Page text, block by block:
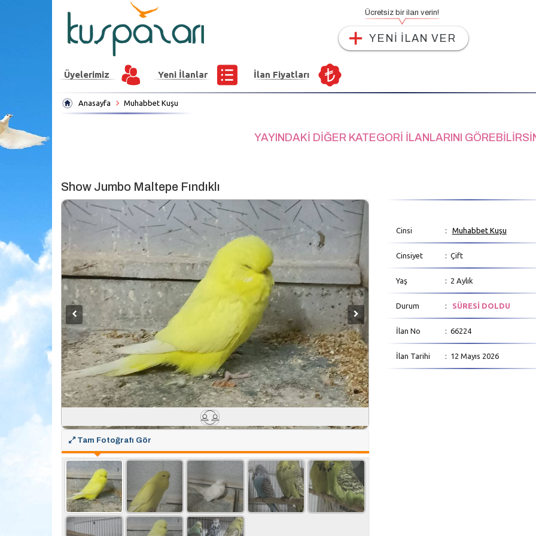
Ücretsiz bir ilan verin!
YENİ İLAN VER
Üyelerimiz Yeni İlanlar İlan Fiyatları
Anasayfa Muhabbet Kuşu
YAYINDAKİ DİĞER KATEGORİ İLANLARINI
Show Jumbo Maltepe Fındıklı
Tam Fotoğrafı Gör
Cinsi : Muhabbet Kuşu
Cinsiyet : Çift
Yaş : 2 Aylık
Durum : SÜRESİ DOLDU
İlan No : 66224
İlan Tarihi : 12 Mayıs 2026